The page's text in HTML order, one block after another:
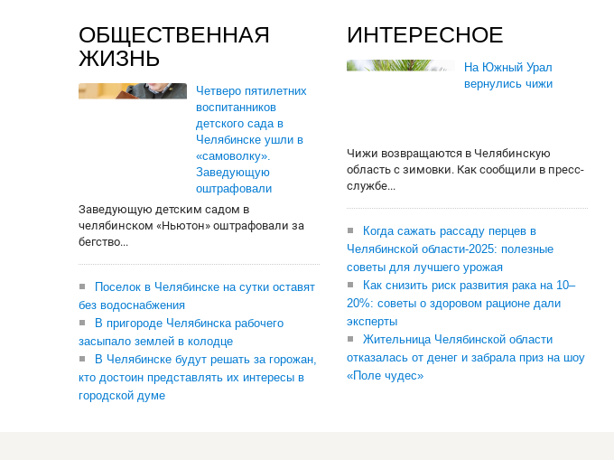
ОБЩЕСТВЕННАЯ
ЖИЗНЬ
Четверо пятилетних
воспитанников
детского сада в
Челябинске ушли в
«самоволку».
Заведующую
оштрафовали
Заведующую детским садом в
челябинском «Ньютон» оштрафовали за
бегство...
Поселок в Челябинске на сутки оставят
без водоснабжения
В пригороде Челябинска рабочего
засыпало землей в колодце
В Челябинске будут решать за горожан,
кто достоин представлять их интересы в
городской думе
ИНТЕРЕСНОЕ
На Южный Урал
вернулись чижи
Чижи возвращаются в Челябинскую
область с зимовки. Как сообщили в пресс-
службе...
Когда сажать рассаду перцев в
Челябинской области-2025: полезные
советы для лучшего урожая
Как снизить риск развития рака на 10–
20%: советы о здоровом рационе дали
эксперты
Жительница Челябинской области
отказалась от денег и забрала приз на шоу
«Поле чудес»